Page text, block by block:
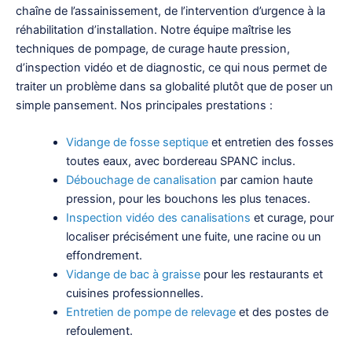
chaîne de l’assainissement, de l’intervention d’urgence à la
réhabilitation d’installation. Notre équipe maîtrise les
techniques de pompage, de curage haute pression,
d’inspection vidéo et de diagnostic, ce qui nous permet de
traiter un problème dans sa globalité plutôt que de poser un
simple pansement. Nos principales prestations :
Vidange de fosse septiqueet entretien des fosses
toutes eaux, avec bordereau SPANC inclus.
Débouchage de canalisation par camion haute
pression, pour les bouchons les plus tenaces.
Inspection vidéo des canalisations et curage, pour
localiser précisément une fuite, une racine ou un
effondrement.
Vidange de bac à graissepour les restaurants et
cuisines professionnelles.
Entretien de pompe de relevageet des postes de
refoulement.